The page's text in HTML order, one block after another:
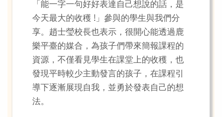
「能一字一句好好表達自己想說的話，是
今天最大的收穫 !」參與的學生與我們分
享。趙士瑩校長也表示，很開心能透過鹿
樂平臺的媒合，為孩子們帶來簡報課程的
資源，不僅看見學生在課堂上的收穫，也
發現平時較少主動發言的孩子，在課程引
導下逐漸展現自我，並勇於發表自己的想
法。